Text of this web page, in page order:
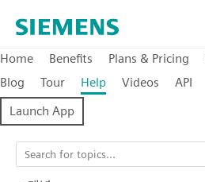
Home Benefits Plans & Pricing
Blog
Tour Help Videos API
Launch App